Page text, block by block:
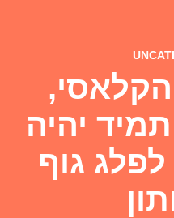
יהיה
לפלג גוף